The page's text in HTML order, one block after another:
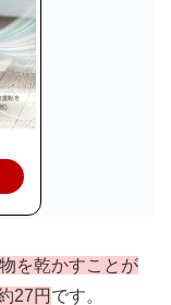
を乾かすことが
27円 です。